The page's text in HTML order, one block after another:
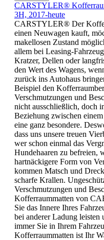
CARSTYLER®
3H, 2017-heute
CARSTYLER® Der
einen Neuwagen kauft,
makellosen Zustand
allem bei Leasing-
Kratzer, Dellen oder
den Wert des Wagens,
zurück ins Autohaus
Beispiel den
Verschmutzungen und
nicht ausschließlich, doch
Beziehung zwischen
eine ganz besondere.
dass uns unsere treuen
wer schon einmal das
Hundehaaren zu befreien,
hartnäckigere Form von
kommen Matsch und
scharfe Krallen.
Verschmutzungen und
Kofferraummatten von
Sie das Innere Ihres
bei anderer Ladung leisten
immer Sie in Ihrem
Kofferraummatten ist Ihr